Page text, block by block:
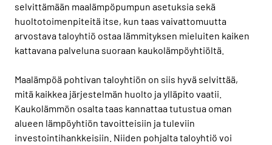
selvittämään maalämpöpumpun asetuksia sekä
huoltotoimenpiteitä itse, kun taas vaivattomuutta
arvostava taloyhtiö ostaa lämmityksen mieluiten kaiken
kattavana palveluna suoraan kaukolämpöyhtiöltä.
Maalämpöä pohtivan taloyhtiön on siis hyvä selvittää,
mitä kaikkea järjestelmän huolto ja ylläpito vaatii.
Kaukolämmön osalta taas kannattaa tutustua oman
alueen lämpöyhtiön tavoitteisiin ja tuleviin
investointihankkeisiin. Niiden pohjalta taloyhtiö voi